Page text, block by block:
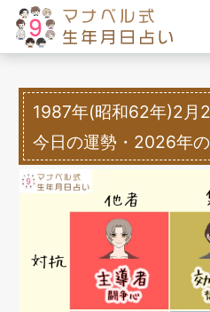
1987年(昭和62年)2月
今日の運勢・2026年